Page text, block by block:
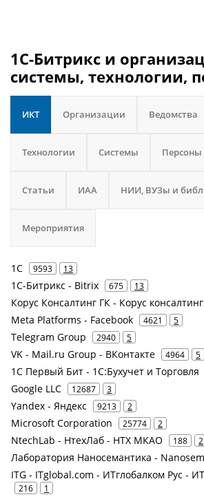
1С-Битрикс и
системы, технологии,
ИКТ Организации Ведомства
Технологии Системы Персоны
Статьи ИАА НИИ, ВУЗы и
Мероприятия
1С 9593 13
1С-Битрикс - Bitrix 675 13
Корус Консалтинг ГК - Корус
Meta Platforms - Facebook 4621 5
Telegram Group 2940 5
VK - Mail.ru Group - ВКонтакте 4964 5
1С Первый Бит - 1С:Бухучет и Торговля
Google LLC 12687 3
Yandex - Яндекс 9213 2
Microsoft Corporation 25774 2
NtechLab - НтехЛаб - НТХ МКАО 188 2
Лаборатория Наносемантика -
ITG - ITglobal.com - ИТглобалком Рус -
216 1